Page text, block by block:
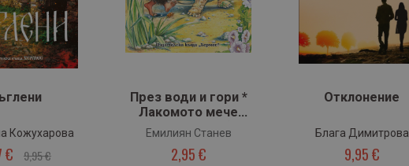
Кожухарова
€ 9,95 €
През води и гори *
Лакомото мече
(Златно перо)
Емилиян Станев
2,95 €
Отклонение
Блага Димитрова
9,95 €